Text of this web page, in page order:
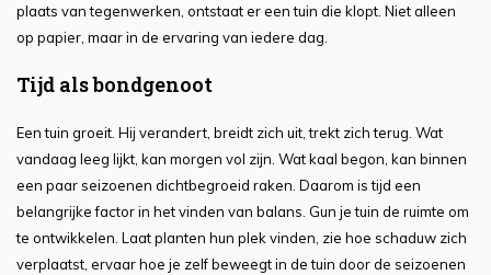
plaats van tegenwerken, ontstaat er een tuin die klopt. Niet alleen
op papier, maar in de ervaring van iedere dag.
Tijd als bondgenoot
Een tuin groeit. Hij verandert, breidt zich uit, trekt zich terug. Wat
vandaag leeg lijkt, kan morgen vol zijn. Wat kaal begon, kan binnen
een paar seizoenen dichtbegroeid raken. Daarom is tijd een
belangrijke factor in het vinden van balans. Gun je tuin de ruimte om
te ontwikkelen. Laat planten hun plek vinden, zie hoe schaduw zich
verplaatst, ervaar hoe je zelf beweegt in de tuin door de seizoenen